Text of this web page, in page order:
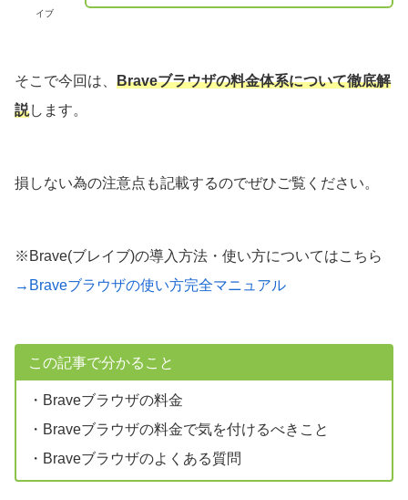
イブ
そこで今回は、 Braveブラウザの料金体系について徹底解
説します。
損しない為の注意点も記載するのでぜひご覧ください。
※Brave(ブレイブ)の導入方法・使い方についてはこちら
→Braveブラウザの使い方完全マニュアル
この記事で分かること
・Braveブラウザの料金
・Braveブラウザの料金で気を付けるべきこと
・Braveブラウザのよくある質問